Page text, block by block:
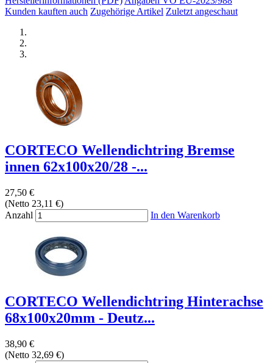
Kunden kauften auch Zugehörige Artikel Zuletzt angeschaut
CORTECO Wellendichtring Bremse
innen 62x100x20/28 -...
27,50 €
(Netto 23,11 €)
Anzahl
In den Warenkorb
CORTECO Wellendichtring Hinterachse
68x100x20mm - Deutz...
38,90 €
(Netto 32,69 €)